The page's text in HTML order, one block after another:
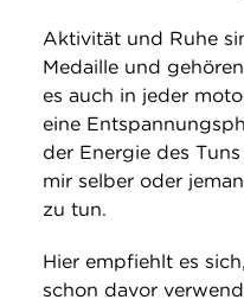
Aktivität und Ruhe
Medaille und
es auch in jeder
eine
der Energie des
mir selber oder
zu tun.
Hier empfiehlt es
schon davor